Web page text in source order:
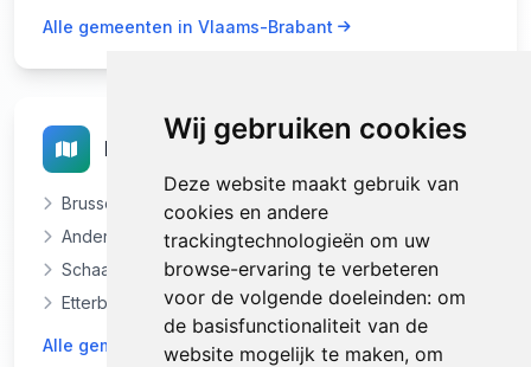
Wij gebruiken cookies
Deze website maakt gebruik van
cookies en andere
trackingtechnologieën om uw
browse-ervaring te verbeteren
voor de volgende doeleinden: om
de basisfunctionaliteit van de
website mogelijk te maken, om
Alle gemeenten in Vlaams-Brabant
Brussel-Hoofdstad
Brussel
Anderlecht
Schaarbeek
Etterbeek
Alle gemeenten in Brussel-Hoofdstad